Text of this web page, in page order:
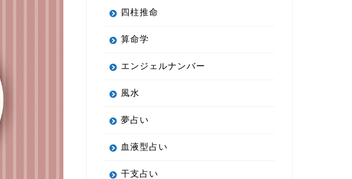
四柱推命
算命学
エンジェルナンバー
風水
夢占い
血液型占い
干支占い